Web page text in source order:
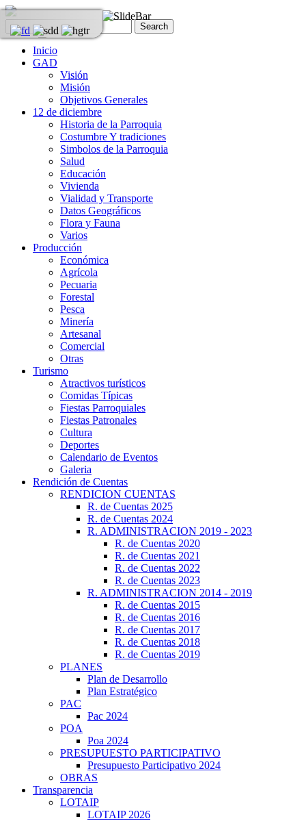
Inicio
GAD
Visión
Misión
Objetivos Generales
12 de diciembre
Historia de la Parroquia
Costumbre Y tradiciones
Simbolos de la Parroquia
Salud
Educación
Vivienda
Vialidad y Transporte
Datos Geográficos
Flora y Fauna
Varios
Producción
Económica
Agrícola
Pecuaria
Forestal
Pesca
Minería
Artesanal
Comercial
Otras
Turismo
Atractivos turísticos
Comidas Típicas
Fiestas Parroquiales
Fiestas Patronales
Cultura
Deportes
Calendario de Eventos
Galeria
Rendición de Cuentas
RENDICION CUENTAS
R. de Cuentas 2025
R. de Cuentas 2024
R. ADMINISTRACION 2019 - 2023
R. de Cuentas 2020
R. de Cuentas 2021
R. de Cuentas 2022
R. de Cuentas 2023
R. ADMINISTRACION 2014 - 2019
R. de Cuentas 2015
R. de Cuentas 2016
R. de Cuentas 2017
R. de Cuentas 2018
R. de Cuentas 2019
PLANES
Plan de Desarrollo
Plan Estratégico
PAC
Pac 2024
POA
Poa 2024
PRESUPUESTO PARTICIPATIVO
Presupuesto Participativo 2024
OBRAS
Transparencia
LOTAIP
LOTAIP 2026